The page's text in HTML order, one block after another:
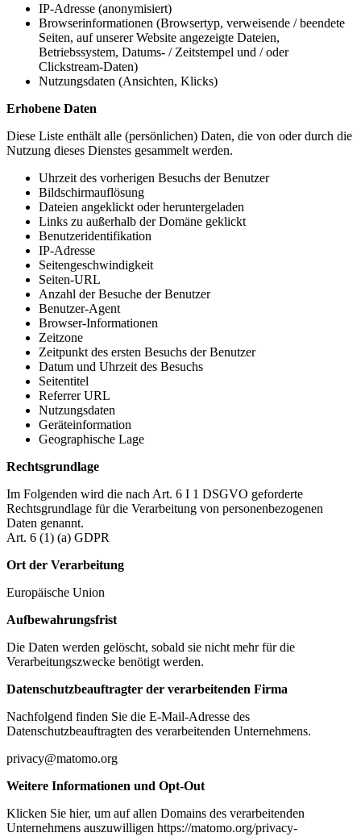
IP-Adresse (anonymisiert)
Browserinformationen (Browsertyp, verweisende / beendete
Seiten, auf unserer Website angezeigte Dateien,
Betriebssystem, Datums- / Zeitstempel und / oder
Clickstream-Daten)
Nutzungsdaten (Ansichten, Klicks)
Erhobene Daten
Diese Liste enthält alle (persönlichen) Daten, die von oder durch die
Nutzung dieses Dienstes gesammelt werden.
Uhrzeit des vorherigen Besuchs der Benutzer
Bildschirmauflösung
Dateien angeklickt oder heruntergeladen
Links zu außerhalb der Domäne geklickt
Benutzeridentifikation
IP-Adresse
Seitengeschwindigkeit
Seiten-URL
Anzahl der Besuche der Benutzer
Benutzer-Agent
Browser-Informationen
Zeitzone
Zeitpunkt des ersten Besuchs der Benutzer
Datum und Uhrzeit des Besuchs
Seitentitel
Referrer URL
Nutzungsdaten
Geräteinformation
Geographische Lage
Rechtsgrundlage
Im Folgenden wird die nach Art. 6 I 1 DSGVO geforderte
Rechtsgrundlage für die Verarbeitung von personenbezogenen
Daten genannt.
Art. 6 (1) (a) GDPR
Ort der Verarbeitung
Europäische Union
Aufbewahrungsfrist
Die Daten werden gelöscht, sobald sie nicht mehr für die
Verarbeitungszwecke benötigt werden.
Datenschutzbeauftragter der verarbeitenden Firma
Nachfolgend finden Sie die E-Mail-Adresse des
Datenschutzbeauftragten des verarbeitenden Unternehmens.
privacy@matomo.org
Weitere Informationen und Opt-Out
Klicken Sie hier, um auf allen Domains des verarbeitenden
Unternehmens auszuwilligen https://matomo.org/privacy-